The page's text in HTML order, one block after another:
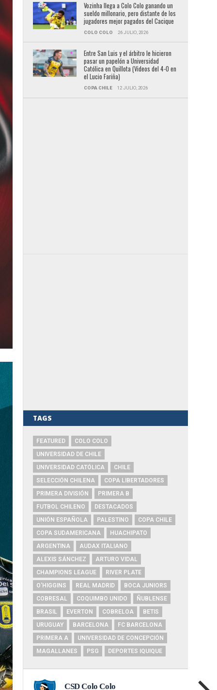
Vozinha llega a Colo Colo ganando un
sueldo millonario, pero distante de los
jugadores mejor pagados del Cacique
COLO COLO 26 JULIO, 2026
Entre San Luis y el árbitro le hicieron
pasar un papelón a Universidad
Católica en Quillota (Videos del 4-0 en
el Lucio Fariña)
COPA CHILE 12 JULIO, 2026
TAGS
FEATURED
COLO COLO
UNIVERSIDAD DE CHILE
UNIVERSIDAD CATÓLICA
CHILE
SELECCIÓN CHILENA
COPA LIBERTADORES
PRIMERA DIVISIÓN
PRIMERA B
FUTBOL CHILENO
DESTACADOS
UNIÓN ESPAÑOLA
PALESTINO
COPA CHILE
COPA SUDAMERICANA
HUACHIPATO
ARGENTINA
AUDAX ITALIANO
ALEXIS SÁNCHEZ
ARTURO VIDAL
CHAMPIONS LEAGUE
RIVER PLATE
O'HIGGINS
REAL MADRID
BOCA JUNIORS
COBRESAL
COQUIMBO UNIDO
ÑUBLENSE
BRASIL
EVERTON COBRELOA
BETIS
URUGUAY
BARCELONA
FC BARCELONA
PRIMERA A
UNIVERSIDAD DE CONCEPCIÓN
MAGALLANES
PSG DEPORTES IQUIQUE